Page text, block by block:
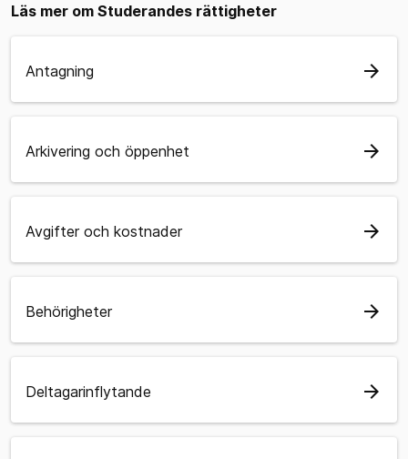
Läs mer om Studerandes rättigheter
Antagning arrow_forward
Arkivering och öppenhet arrow_forward
Avgifter och kostnader arrow_forward
Behörigheter arrow_forward
Deltagarinflytande arrow_forward